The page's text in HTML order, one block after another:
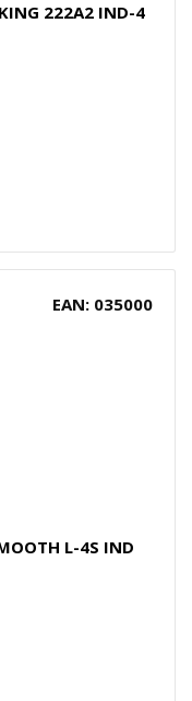
222A2 IND-4
EAN: 035000
L-4S IND